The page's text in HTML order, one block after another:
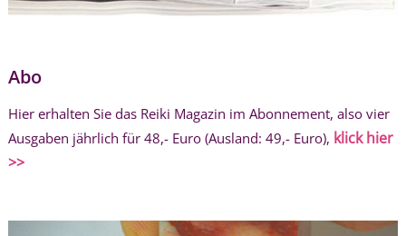
Abo
Hier erhalten Sie das Reiki Magazin im Abonnement, also vier
Ausgaben jährlich für 48,- Euro (Ausland: 49,- Euro), klick hier
>>